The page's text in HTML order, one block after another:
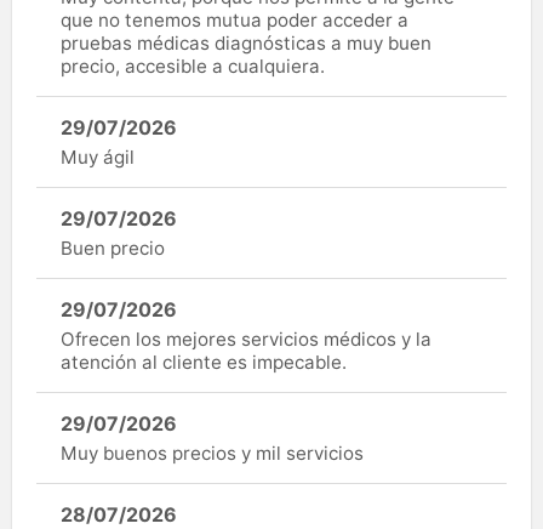
que no tenemos mutua poder acceder a
pruebas médicas diagnósticas a muy buen
precio, accesible a cualquiera.
29/07/2026
Muy ágil
29/07/2026
Buen precio
29/07/2026
Ofrecen los mejores servicios médicos y la
atención al cliente es impecable.
29/07/2026
Muy buenos precios y mil servicios
28/07/2026